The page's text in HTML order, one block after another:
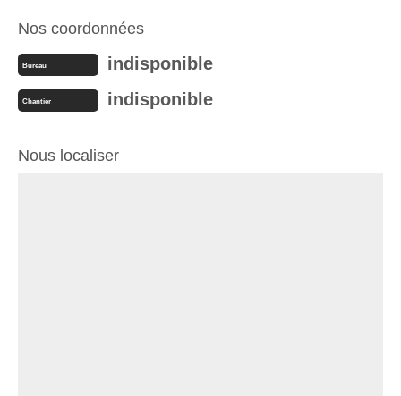
Nos coordonnées
Bureau indisponible
Chantier indisponible
Nous localiser